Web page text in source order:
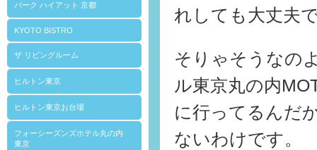
パーク ハイアット 京都
KYOTO BISTRO
ザ リビングルーム
ヒルトン東京
ヒルトン東京お台場
フォーシーズンズホテル丸の内
東京
れしても大丈夫
そりゃそうなの
ル東京丸の内
に行ってるんだ
ないわけです。